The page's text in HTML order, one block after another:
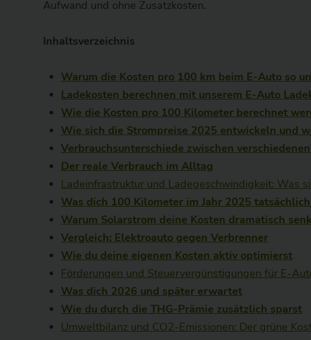
Aufwand und ohne Zusatzkosten.
Inhaltsverzeichnis
Warum die Kosten pro 100 km beim E-Auto so
Ladekosten berechnen mit unserem E-Auto
Wie die Kosten pro 100 Kilometer berechnet
Wie sich die Strompreise 2025 entwickeln und
Verbrauchsunterschiede zwischen
Der reale Verbrauch im Alltag
Ladeinfrastruktur und Ladegeschwindigkeit: Was
Was dich 100 Kilometer im Jahr 2025
Warum Solarstrom deine Kosten dramatisch
Vergleich: Elektroauto gegen Verbrenner
Wie du deine eigenen Kosten aktiv optimierst
Förderungen und Steuervergünstigungen für E-
Was dich 2026 und später erwartet
Wie du durch die THG-Prämie zusätzlich sparst
Umweltbilanz und CO2-Emissionen: Der grüne